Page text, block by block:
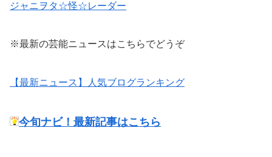
ジャニヲタ☆怪☆レーダー
※最新の芸能ニュースはこちらでどうぞ
【最新ニュース】人気ブログランキング
今旬ナビ！最新記事はこちら